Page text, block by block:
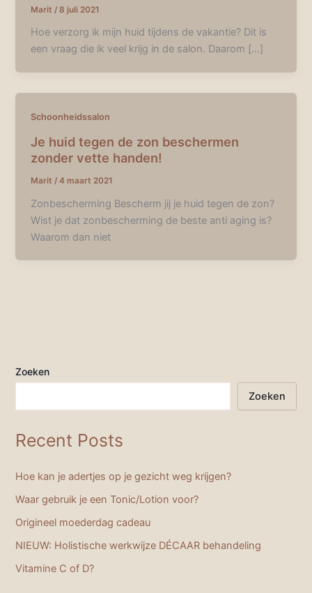
Marit /8 juli 2021
Hoe verzorg ik mijn huid tijdens de vakantie? Dit is
een vraag die ik veel krijg in de salon. Daarom […]
Schoonheidssalon
Je huid tegen de zon beschermen
zonder vette handen!
Marit /4 maart 2021
Zonbescherming Bescherm jij je huid tegen de zon?
Wist je dat zonbescherming de beste anti aging is?
Waarom dan niet
Zoeken
Zoeken
Recent Posts
Hoe kan je adertjes op je gezicht weg krijgen?
Waar gebruik je een Tonic/Lotion voor?
Origineel moederdag cadeau
NIEUW: Holistische werkwijze DÉCAAR behandeling
Vitamine C of D?